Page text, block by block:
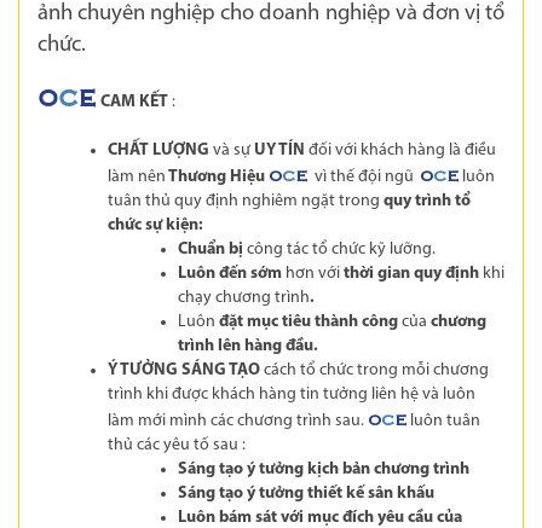
ảnh chuyên nghiệp cho doanh nghiệp và đơn vị tổ
chức.
OCE CAM KẾT :
CHẤT LƯỢNG và sự UY TÍN đối với khách hàng là điều
làm nên Thương Hiệu OC E vì thế đội ngũ OC E
luôn
tuân thủ quy định nghiêm ngặt trong quy trình tổ
chức sự kiện:
Chuẩn bị công tác tổ chức kỹ lưỡng.
Luôn đến sớm hơn với thời gian quy định khi
chạy chương trình.
Luôn đặt mục tiêu thành công của chương
trình lên hàng đầu.
Ý TƯỞNG SÁNG TẠO cách tổ chức trong mỗi chương
trình khi được khách hàng tin tưởng liên hệ và luôn
làm mới mình các chương trình sau. OC E
luôn tuân
thủ các yêu tố sau :
Sáng tạo ý tưởng kịch bản chương trình
Sáng tạo ý tưởng thiết kế sân khấu
Luôn bám sát với mục đích yêu cầu của